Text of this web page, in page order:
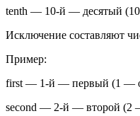
tenth — 10-й — десятый (
Исключение составляют
Пример:
first— 1-й — первый (1 —
second — 2-й — второй (2